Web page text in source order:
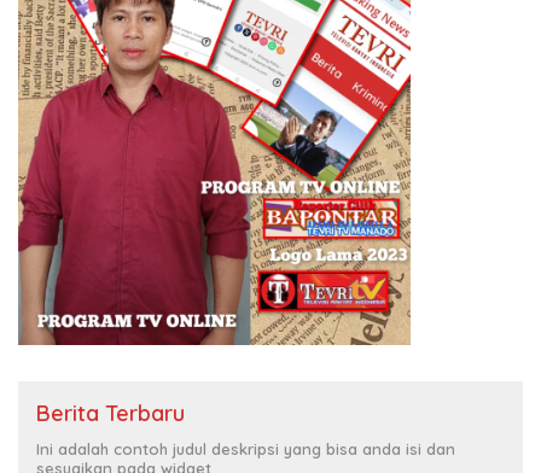
Berita Terbaru
Ini adalah contoh judul deskripsi yang bisa anda isi dan
sesuaikan pada widget